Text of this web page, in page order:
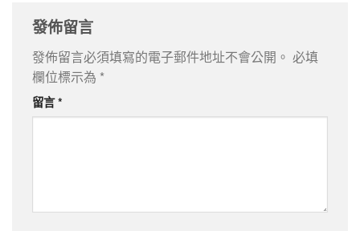
發佈留言
發佈留言必須填寫的電子郵件地址不會公開。 必填
欄位標示為 *
留言*